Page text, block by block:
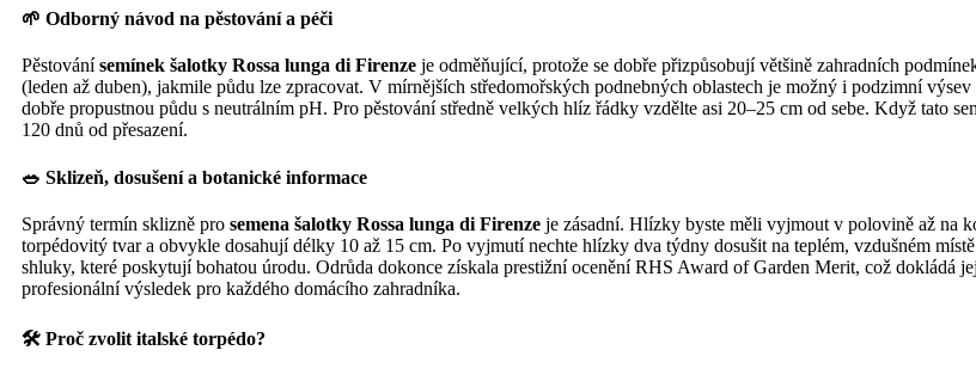
🌱 Odborný návod na pěstování a péči
Pěstovánísemínek šalotky Rossa lunga di Firenze je odměňující, protože se dobře přizpůsobují většině zahradních
(leden až duben), jakmile půdu lze zpracovat. V mírnějších středomořských podnebných oblastech je možný i podzimní
dobře propustnou půdu s neutrálním pH. Pro pěstování středně velkých hlíz řádky vzdělte asi 20–25 cm od sebe. Když tato
120 dnů od přesazení.
🥗 Sklizeň, dosušení a botanické informace
Správný termín sklizně pro semena šalotky Rossa lunga di Firenze je zásadní. Hlízky byste měli vyjmout v polovině až na
torpédovitý tvar a obvykle dosahují délky 10 až 15 cm. Po vyjmutí nechte hlízky dva týdny dosušit na teplém, vzdušném
shluky, které poskytují bohatou úrodu. Odrůda dokonce získala prestižní ocenění RHS Award of Garden Merit, což dokládá
profesionální výsledek pro každého domácího zahradníka.
🛠️ Proč zvolit italské torpédo?